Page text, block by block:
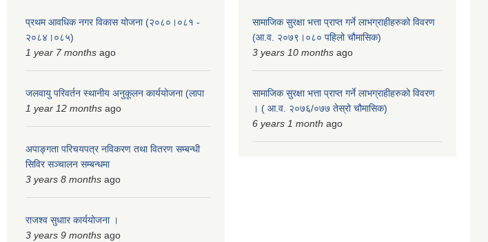
प्रथम आवधिक नगर विकास योजना (२०८०।०८१ -
२०८४।०८५)
1 year 7 months ago
जलवायु परिवर्तन स्थानीय अनुकूलन कार्ययोजना (लापा
1 year 12 months ago
अपाङ्गता परिचयपत्र नविकरण तथा वितरण सम्बन्धी
सिविर सञ्चालन सम्बन्धमा
3 years 8 months ago
राजश्व सुधाार कार्ययोजना ।
3 years 9 months ago
सामाजिक सुरक्षा भत्ता प्राप्त गर्ने लाभग्राहीहरुको विवरण
(आ.व. २०७९।०८० पहिलो चौमासिक)
3 years 10 months ago
सामाजिक सुरक्षा भत्ता प्राप्त गर्ने लाभग्राहीहरुको विवरण
। ( आ.व. २०७६/०७७ तेस्रो चौमासिक)
6 years 1 month ago